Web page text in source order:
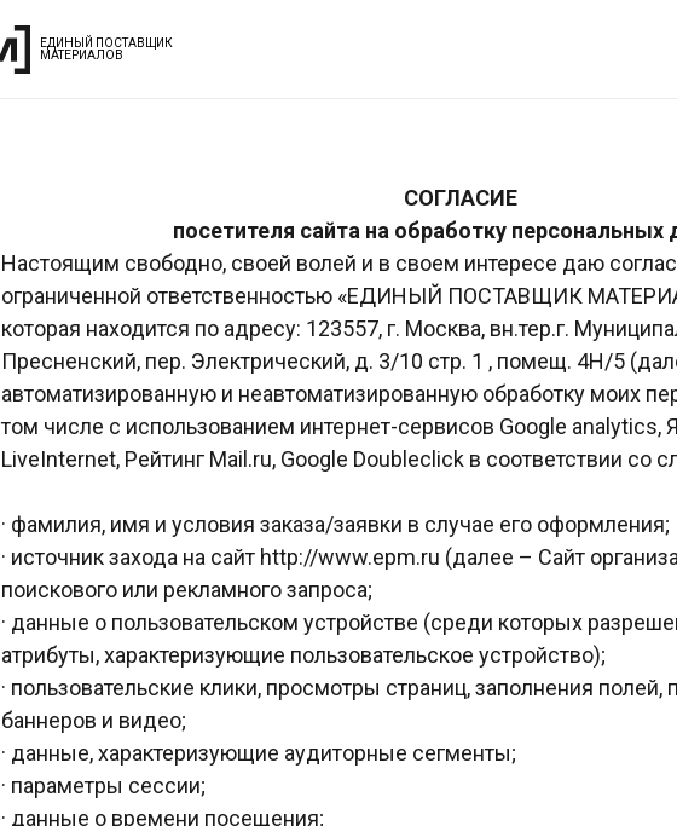
ЕДИНЫЙ ПОСТАВЩИК
МАТЕРИАЛОВ
СОГЛАСИЕ
посетителя сайта на обработку персональных
Настоящим свободно, своей волей и в своем интересе даю
ограниченной ответственностью «ЕДИНЫЙ ПОСТАВЩИК
которая находится по адресу: 123557, г. Москва, вн.тер.г.
Пресненский, пер. Электрический, д. 3/10 стр. 1 , помещ. 4Н/5
автоматизированную и неавтоматизированную обработку моих
том числе с использованием интернет-сервисов Google analytics,
LiveInternet, Рейтинг Mail.ru, Google Doubleclick в соответствии
· фамилия, имя и условия заказа/заявки в случае его оформления;
· источник захода на сайт http://www.epm.ru (далее – Сайт
поискового или рекламного запроса;
· данные о пользовательском устройстве (среди которых
атрибуты, характеризующие пользовательское устройство);
· пользовательские клики, просмотры страниц, заполнения
баннеров и видео;
· данные, характеризующие аудиторные сегменты;
· параметры сессии;
· данные о времени посещения;